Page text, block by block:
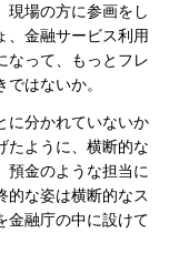
現場の方に参画をし
、金融サービス利用
なって、もっとフレ
はないか。
に分かれていないか
たように、横断的な
預金のような担当に
的な姿は横断的なス
金融庁の中に設けて